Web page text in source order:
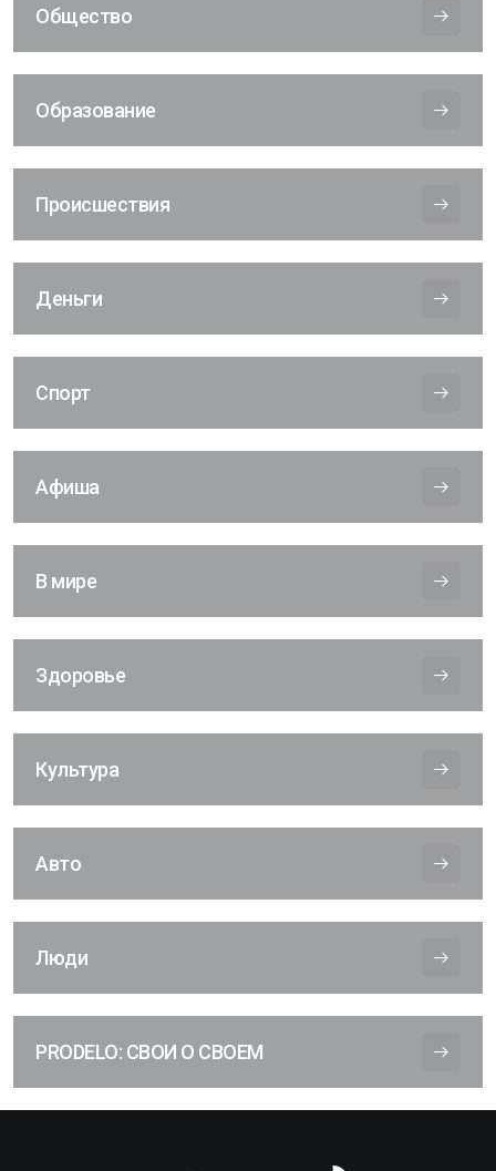
Общество
Образование
Происшествия
Деньги
Спорт
Афиша
В мире
Здоровье
Культура
Авто
Люди
PRODELO: СВОИ О СВОЕМ